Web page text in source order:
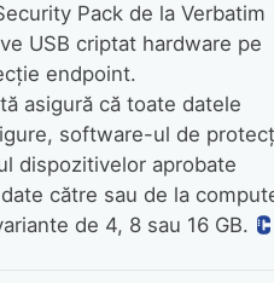
Pack de la Verbatim
USB criptat hardware pe
endpoint.
asigură că toate datele
software-ul de
dispozitivelor aprobate
către sau de la
de 4, 8 sau 16 GB.